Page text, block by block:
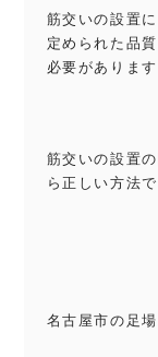
筋交いの設置
定められた品
必要があります
筋交いの設置
ら正しい方法
名古屋市の足